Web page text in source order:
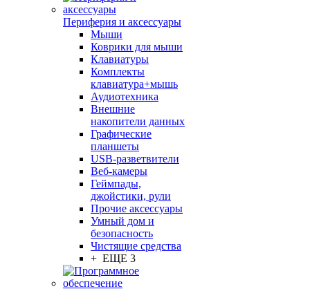
Периферия и аксессуары
Мыши
Коврики для мыши
Клавиатуры
Комплекты
клавиатура+мышь
Аудиотехника
Внешние
накопители данных
Графические
планшеты
USB-разветвители
Веб-камеры
Геймпады,
джойстики, рули
Прочие аксессуары
Умный дом и
безопасность
Чистящие средства
+ ЕЩЕ 3